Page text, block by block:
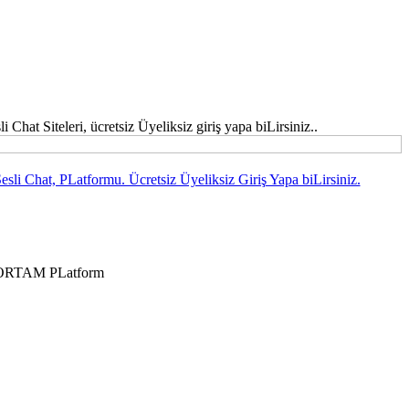
Chat Siteleri, ücretsiz Üyeliksiz giriş yapa biLirsiniz..
Chat, PLatformu. Ücretsiz Üyeliksiz Giriş Yapa biLirsiniz.
PLatform